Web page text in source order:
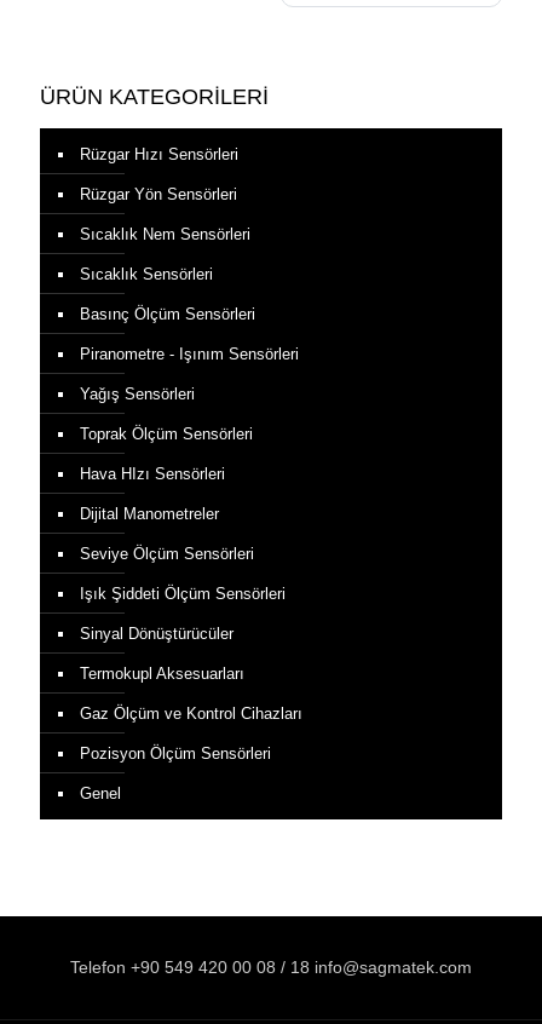
ÜRÜN KATEGORİLERİ
Rüzgar Hızı Sensörleri
Rüzgar Yön Sensörleri
Sıcaklık Nem Sensörleri
Sıcaklık Sensörleri
Basınç Ölçüm Sensörleri
Piranometre - Işınım Sensörleri
Yağış Sensörleri
Toprak Ölçüm Sensörleri
Hava HIzı Sensörleri
Dijital Manometreler
Seviye Ölçüm Sensörleri
Işık Şiddeti Ölçüm Sensörleri
Sinyal Dönüştürücüler
Termokupl Aksesuarları
Gaz Ölçüm ve Kontrol Cihazları
Pozisyon Ölçüm Sensörleri
Genel
Telefon +90 549 420 00 08 / 18 info@sagmatek.com